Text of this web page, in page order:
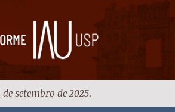
de setembro de 2025.